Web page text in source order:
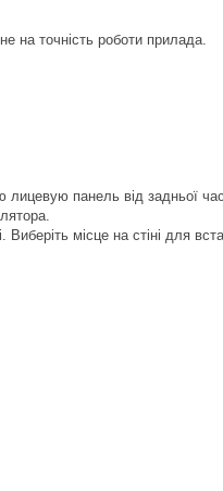
на точність роботи прилада.
панель від задньої
місце на стіні для